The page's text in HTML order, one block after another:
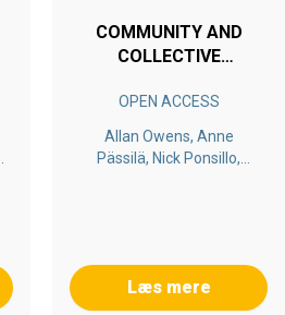
COMMUNITY AND
COLLECTIVE
OPEN ACCESS
Allan Owens, Anne
Pässilä, Nick Ponsillo,
Læs mere